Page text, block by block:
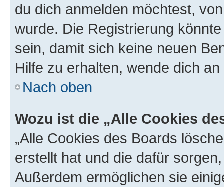
du dich anmelden möchtest,
wurde. Die Registrierung
sein, damit sich keine neuen
Hilfe zu erhalten, wende dich
Nach oben
Wozu ist die „Alle Cookies
„Alle Cookies des Boards
erstellt hat und die dafür
Außerdem ermöglichen sie